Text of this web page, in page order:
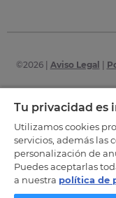
©2026| Aviso Legal
Tu privacidad es
Utilizamos cookies
servicios, además las
personalización de
Puedes aceptarlas
a nuestra política de